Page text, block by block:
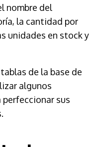
nombre del
la cantidad por
unidades en stock y
de la base de
algunos
perfeccionar sus